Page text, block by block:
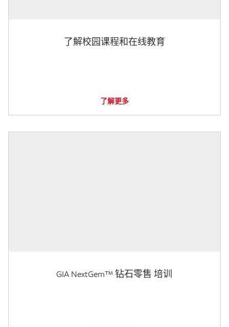
了解校园课程和在线教育
了解更多
GIA NextGem™ 钻石零售 培训